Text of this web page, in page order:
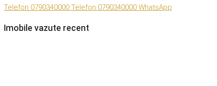
Telefon 0790340000 Telefon 0790340000 WhatsApp
Imobile vazute recent